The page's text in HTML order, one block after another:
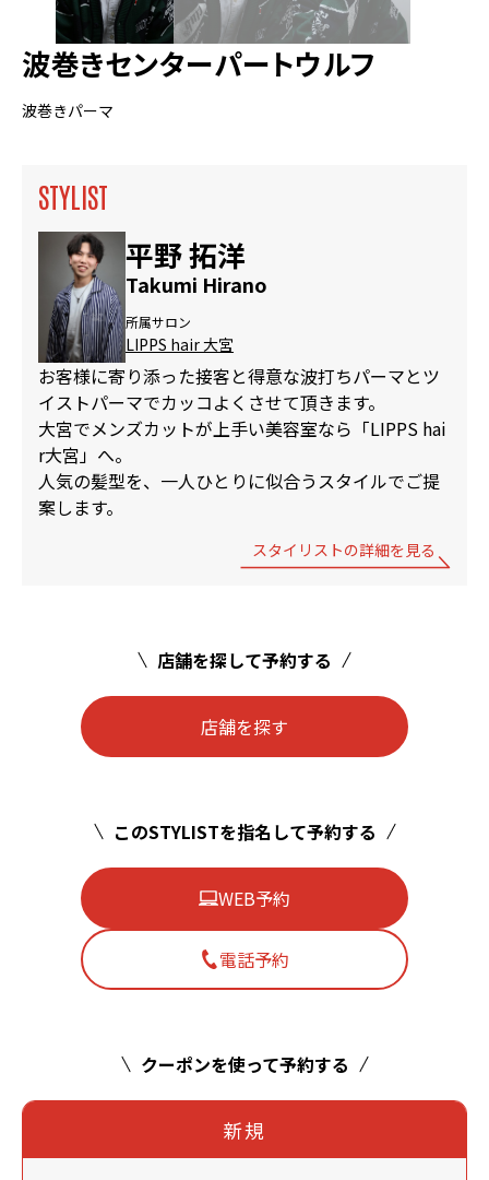
波巻きセンターパートウルフ
波巻きパーマ
STYLIST
平野 拓洋
Takumi Hirano
所属サロン
LIPPS hair 大宮
お客様に寄り添った接客と得意な波打ちパーマとツ
イストパーマでカッコよくさせて頂きます。
大宮でメンズカットが上手い美容室なら「LIPPS hai
r大宮」へ。
人気の髪型を、一人ひとりに似合うスタイルでご提
案します。
スタイリストの詳細を見る
店舗を探して予約する
店舗を探す
このSTYLISTを指名して予約する
WEB予約
電話予約
クーポンを使って予約する
新規